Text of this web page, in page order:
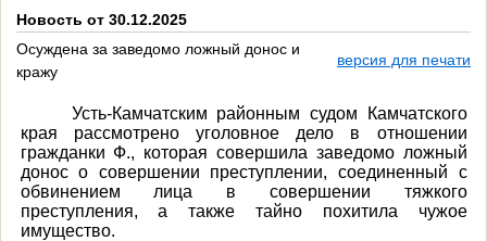
Новость от 30.12.2025
Осуждена за заведомо ложный донос и
кражу
версия для печати
Усть-Камчатским районным судом Камчатского
края рассмотрено уголовное дело в отношении
гражданки Ф., которая совершила заведомо ложный
донос о совершении преступлении, соединенный с
обвинением лица в совершении тяжкого
преступления, а также тайно похитила чужое
имущество.